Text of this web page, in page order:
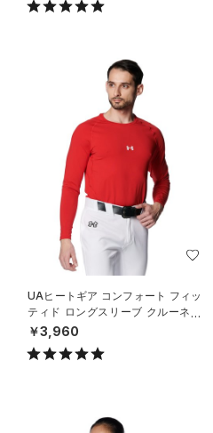
UAヒートギア コンフォート フィッ
ティド ロングスリーブ クルーネッ
ク シャツ（ベースボール/MEN）
￥3,960